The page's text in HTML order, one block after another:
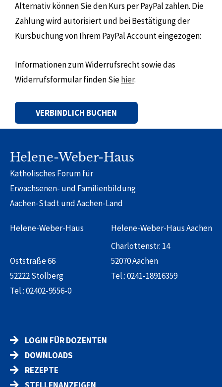
Alternativ können Sie den Kurs per PayPal zahlen. Die
Zahlung wird autorisiert und bei Bestätigung der
Kursbuchung von Ihrem PayPal Account eingezogen:
Informationen zum Widerrufsrecht sowie das
Widerrufsformular finden Siehier.
Helene-Weber-Haus
Katholisches Forum für
Erwachsenen- und Familienbildung
Aachen-Stadt und Aachen-Land
Helene-Weber-Haus
Oststraße 66
52222 Stolberg
Tel.:02402-9556-0
Helene-Weber-Haus Aachen
Charlottenstr. 14
52070 Aachen
Tel.:0241-18916359
LOGIN FÜR DOZENTEN
DOWNLOADS
REZEPTE